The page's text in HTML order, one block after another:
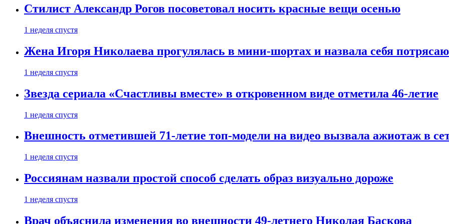
Стилист Александр Рогов посоветовал носить красные вещи осенью
1 неделя спустя
Жена Игоря Николаева прогулялась в мини-шортах и назвала себя
1 неделя спустя
Звезда сериала «Счастливы вместе» в откровенном виде отметила 46-летие
1 неделя спустя
Внешность отметившей 71-летие топ-модели на видео вызвала ажиотаж в
1 неделя спустя
Россиянам назвали простой способ сделать образ визуально дороже
1 неделя спустя
Врач объяснила изменения во внешности 49-летнего Николая Баскова